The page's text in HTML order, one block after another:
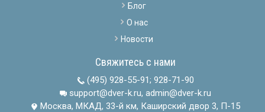
Блог
О нас
Новости
Свяжитесь с нами
(495) 928-55-91; 928-71-90
support@dver-k.ru, admin@dver-k.ru
Москва, МКАД, 33-й км, Каширский двор 3, П-15